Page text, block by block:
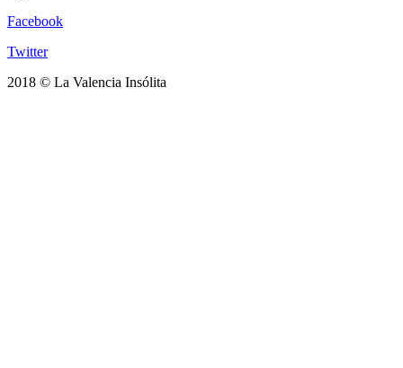
Facebook
Twitter
2018 © La Valencia Insólita